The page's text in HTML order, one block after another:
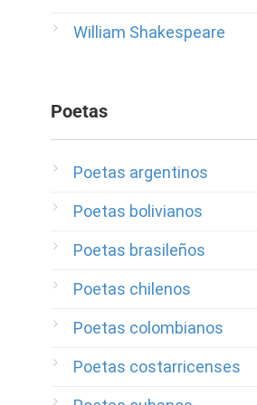
William Shakespeare
Poetas
Poetas argentinos
Poetas bolivianos
Poetas brasileños
Poetas chilenos
Poetas colombianos
Poetas costarricenses